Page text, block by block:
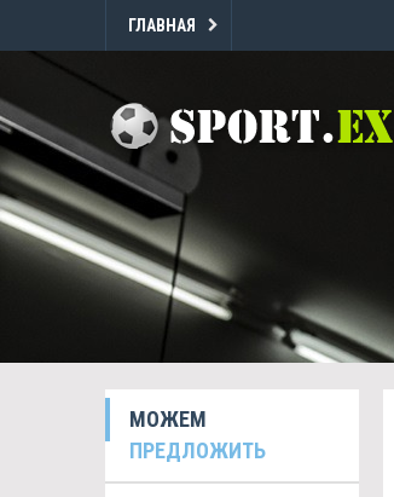
ГЛАВНАЯ
МОЖЕМ
ПРЕДЛОЖИТЬ